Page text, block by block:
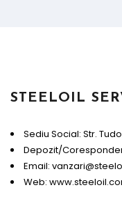
STEELOIL
Sediu Social: Str.
Depozit/
Email:
Web: